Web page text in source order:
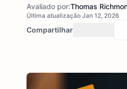
Avaliado por:Thomas
Última atualização Jan 12, 2026
Compartilhar